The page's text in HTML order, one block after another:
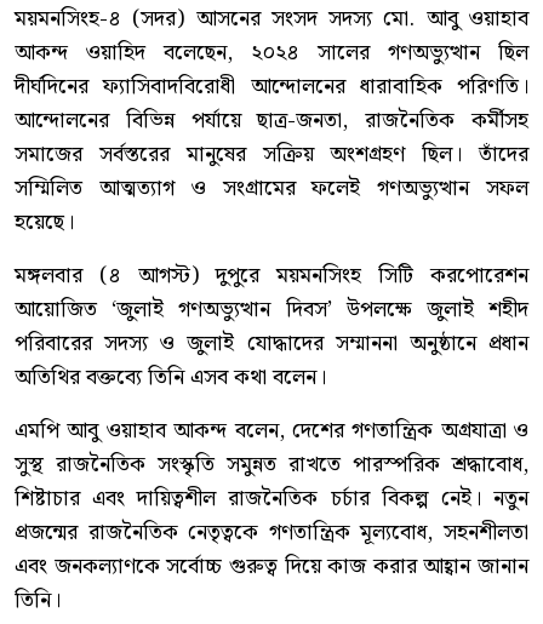
ময়মনসিংহ-৪ (সদর) আসনের সংসদ সদস্য মো. আবু ওয়াহাব
আকন্দ ওয়াহিদ বলেছেন, ২০২৪ সালের গণঅভ্যুত্থান ছিল
দীর্ঘদিনের ফ্যাসিবাদবিরোধী আন্দোলনের ধারাবাহিক পরিণতি।
আন্দোলনের বিভিন্ন পর্যায়ে ছাত্র-জনতা, রাজনৈতিক কর্মীসহ
সমাজের সর্বস্তরের মানুষের সক্রিয় অংশগ্রহণ ছিল। তাঁদের
সম্মিলিত আত্মত্যাগ ও সংগ্রামের ফলেই গণঅভ্যুত্থান সফল
হয়েছে।
মঙ্গলবার (৪ আগস্ট) দুপুরে ময়মনসিংহ সিটি করপোরেশন
আয়োজিত ‘জুলাই গণঅভ্যুত্থান দিবস’ উপলক্ষে জুলাই শহীদ
পরিবারের সদস্য ও জুলাই যোদ্ধাদের সম্মাননা অনুষ্ঠানে প্রধান
অতিথির বক্তব্যে তিনি এসব কথা বলেন।
এমপি আবু ওয়াহাব আকন্দ বলেন, দেশের গণতান্ত্রিক অগ্রযাত্রা ও
সুস্থ রাজনৈতিক সংস্কৃতি সমুন্নত রাখতে পারস্পরিক শ্রদ্ধাবোধ,
শিষ্টাচার এবং দায়িত্বশীল রাজনৈতিক চর্চার বিকল্প নেই। নতুন
প্রজন্মের রাজনৈতিক নেতৃত্বকে গণতান্ত্রিক মূল্যবোধ, সহনশীলতা
এবং জনকল্যাণকে সর্বোচ্চ গুরুত্ব দিয়ে কাজ করার আহ্বান জানান
তিনি।